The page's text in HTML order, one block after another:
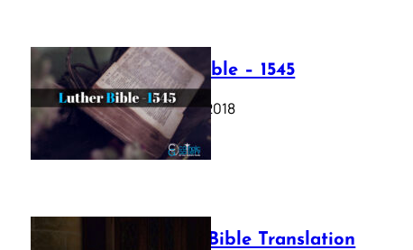
Luther Bible – 1545
October 17, 2018
Webster Bible Translation